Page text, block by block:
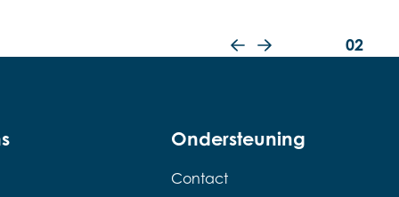
Vorige slide
Volgende slide
02
Ondersteuning
Contact